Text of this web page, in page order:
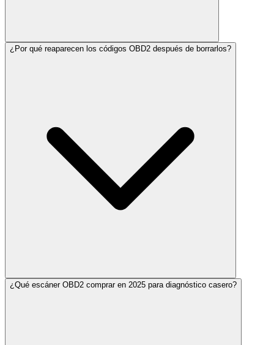
¿Por qué reaparecen los códigos OBD2 después de borrarlos?
¿Qué escáner OBD2 comprar en 2025 para diagnóstico casero?